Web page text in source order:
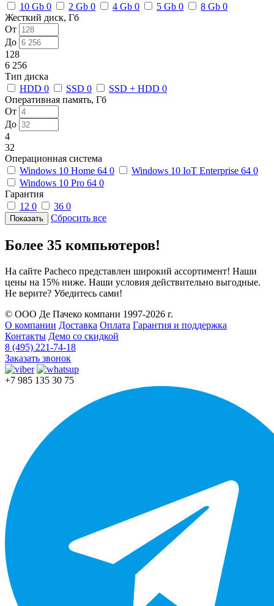
10 Gb 0 2 Gb 0 4 Gb 0 5 Gb 0 8 Gb 0
Жесткий диск, Гб
От
До
128
6 256
Тип диска
HDD 0 SSD 0 SSD + HDD 0
Оперативная память, Гб
От
До
4
32
Операционная система
Windows 10 Home 64 0 Windows 10 IoT Enterprise 64 0
Windows 10 Pro 64 0
Гарантия
12 0 36 0
Сбросить все
Более 35 компьютеров!
На сайте Pacheco представлен широкий ассортимент! Наши
цены на 15% ниже. Наши условия действительно выгодные.
Не верите? Убедитесь сами!
© ООО Де Пачеко компани 1997-2026 г.
О компании Доставка Оплата Гарантия и поддержка
Контакты Демо со скидкой
8 (495) 221-74-18
Заказать звонок
+7 985 135 30 75